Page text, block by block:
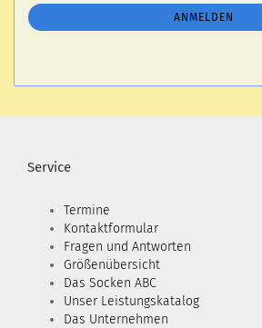
ANMELDUNG
ANMELDEN
Service
Termine
Kontaktformular
Fragen und Antworten
Größenübersicht
Das Socken ABC
Unser Leistungskatalog
Das Unternehmen